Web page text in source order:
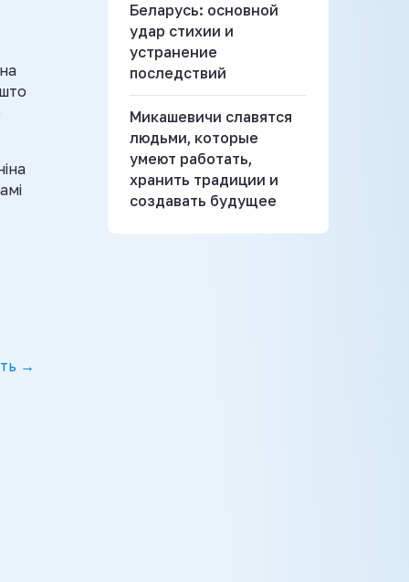
→
Беларусь: основной
удар стихии и
устранение
последствий
Микашевичи славятся
людьми, которые
умеют работать,
хранить традиции и
создавать будущее